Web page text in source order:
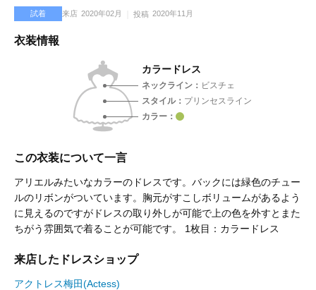
試着 来店 2020年02月 投稿 2020年11月
衣装情報
カラードレス
ネックライン
ビスチェ
スタイル
プリンセスライン
カラー
この衣装について一言
アリエルみたいなカラーのドレスです。バックには緑色のチュー
ルのリボンがついています。胸元がすこしボリュームがあるよう
に見えるのですがドレスの取り外しが可能で上の色を外すとまた
ちがう雰囲気で着ることが可能です。 1枚目：カラードレス
来店したドレスショップ
アクトレス梅田(Actess)